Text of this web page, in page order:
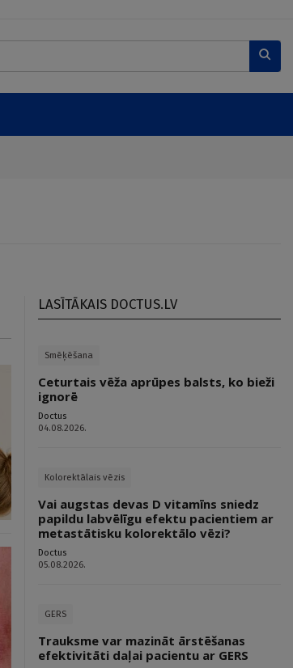
LASĪTĀKAIS DOCTUS.LV
Smēķēšana
Ceturtais vēža aprūpes balsts, ko bieži
ignorē
Doctus
04.08.2026.
Kolorektālais vēzis
Vai augstas devas D vitamīns sniedz
papildu labvēlīgu efektu pacientiem ar
metastātisku kolorektālo vēzi?
Doctus
05.08.2026.
GERS
Trauksme var mazināt ārstēšanas
efektivitāti daļai pacientu ar GERS